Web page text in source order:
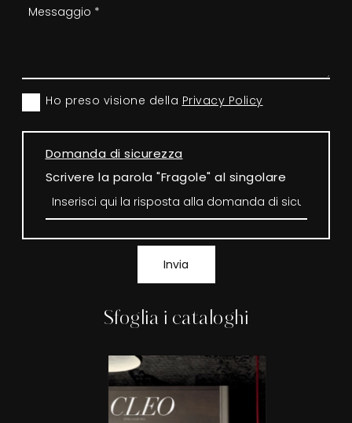
Sfoglia i cataloghi
Ho preso visione della Privacy Policy
Domanda di sicurezza
Scrivere la parola "Fragole" al singolare
Invia